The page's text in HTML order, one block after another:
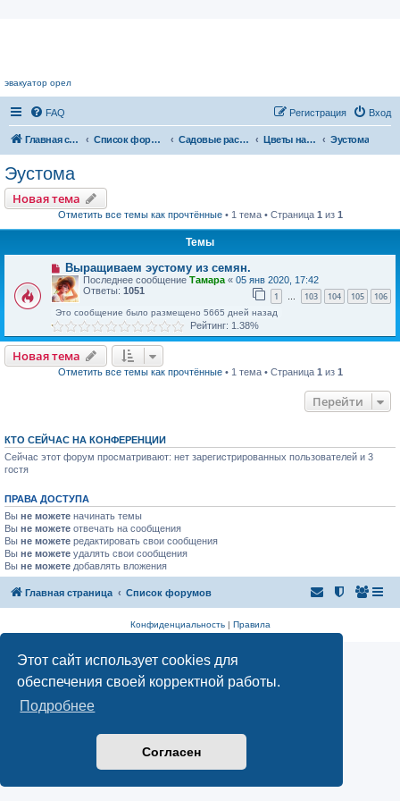
Этот сайт использует cookies для
обеспечения своей корректной работы.
Подробнее
Согласен
эвакуатор орел
FAQ Вход
Регистрация
Главная страница Список форумов Садовые растения Цветы нашего сада Эустома
Эустома
Новая тема
Отметить все темы как прочтённые• 1 тема • Страница 1 из 1
Темы
Выращиваем эустому из семян.
Последнее сообщение Тамара « 05 янв 2020, 17:42
Ответы: 1051 1 … 103 104 105 106
Это сообщение было размещено 5665 дней назад
Рейтинг: 1.38%
Новая тема
Отметить все темы как прочтённые• 1 тема • Страница 1 из 1
Перейти
КТО СЕЙЧАС НА КОНФЕРЕНЦИИ
Сейчас этот форум просматривают: нет зарегистрированных пользователей и 3
гостя
ПРАВА ДОСТУПА
Вы не можете начинать темы
Вы не можете отвечать на сообщения
Вы не можете редактировать свои сообщения
Вы не можете удалять свои сообщения
Вы не можете добавлять вложения
Главная страница Список форумов
Конфиденциальность| Правила